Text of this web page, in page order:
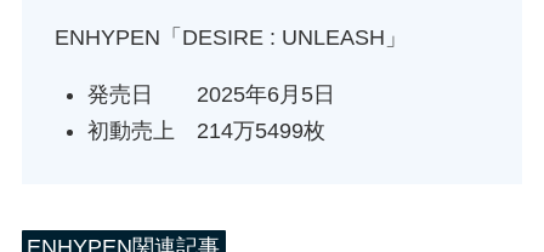
ENHYPEN「DESIRE : UNLEASH」
発売日 2025年6月5日
初動売上 214万5499枚